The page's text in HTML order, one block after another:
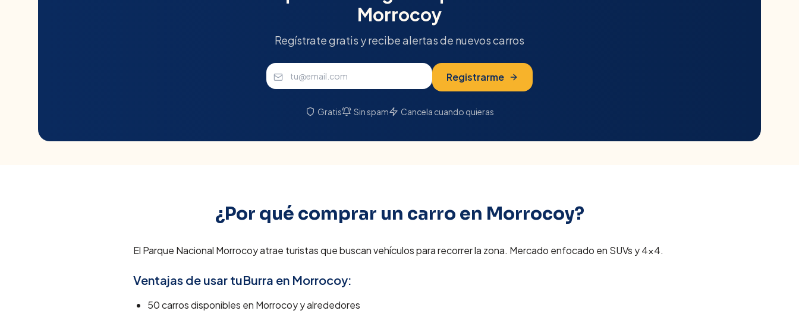
Morrocoy
Regístrate gratis y recibe alertas de nuevos carros
Registrarme
Gratis Sin spam Cancela cuando quieras
¿Por qué comprar un carro en Morrocoy?
El Parque Nacional Morrocoy atrae turistas que buscan vehículos para recorrer la zona. Mercado enfocado en SUVs y 4x4.
Ventajas de usar tuBurra en Morrocoy:
50carros disponibles en Morrocoyy alrededores